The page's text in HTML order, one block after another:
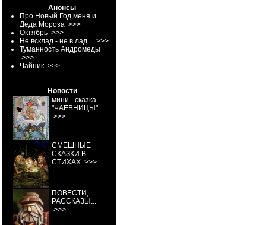
Анонсы
Про Новый Год,меня и
Деда Мороза >>>
Октябрь >>>
Не всклад - не в лад... >>>
Туманность Андромеды
>>>
Чайник >>>
Новости
мини - сказка
"ЧАЁВНИЦЫ"
>>>
СМЕШНЫЕ
СКАЗКИ В
СТИХАХ >>>
ПОВЕСТИ,
РАССКАЗЫ...
>>>